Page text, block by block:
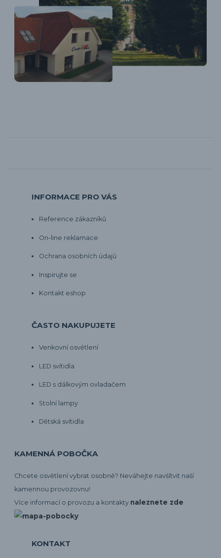
INFORMACE PRO VÁS
Reference zákazníků
On-line reklamace
Ochrana osobních údajů
Inspirujte se
Kontakt eshop
ČASTO NAKUPUJETE
Venkovní osvětlení
LED svítidla
LED s dálkovým ovladačem
Stolní lampy
Dětská svítidla
KAMENNÁ POBOČKA
Chcete osvětlení vybrat osobně? Neváhejte navšítvit naší
kamennou provozovnu!
Více informací o provozu a kontakty naleznete zde
KONTAKT